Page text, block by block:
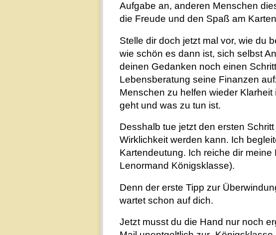
Aufgabe an, anderen Menschen
die Freude und den Spaß am
Stelle dir doch jetzt mal vor, wie du
wie schön es dann ist, sich selbst
deinen Gedanken noch einen
Lebensberatung seine Finanzen
Menschen zu helfen wieder
geht und was zu tun ist.
Desshalb tue jetzt den ersten
Wirklichkeit werden kann. Ich
Kartendeutung. Ich reiche dir
Lenormand Königsklasse).
Denn der erste Tipp zur
wartet schon auf dich.
Jetzt musst du die Hand nur noch